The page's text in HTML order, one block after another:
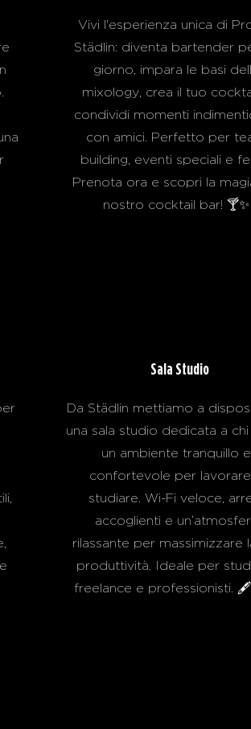
Vivi l'esperienza unica di
Städlin: diventa bartender
giorno, impara le basi
mixology, crea il tuo
condividi momenti
con amici. Perfetto per
building, eventi speciali e
Prenota ora e scopri la
nostro cocktail bar! 🍸✨
Sala Studio
Da Städlin mettiamo a
una sala studio dedicata a
un ambiente tranquillo e
confortevole per
studiare. Wi-Fi veloce,
accoglienti e
rilassante per massimizzare
produttività. Ideale per
freelance e professionisti.